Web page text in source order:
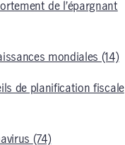
de l’épargnant
mondiales (14)
de planification fiscale
Coronavirus (74)